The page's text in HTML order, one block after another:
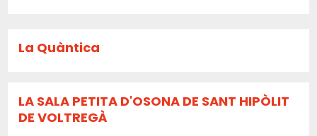
La Quàntica
LA SALA PETITA D'OSONA DE SANT HIPÒLIT
DE VOLTREGÀ